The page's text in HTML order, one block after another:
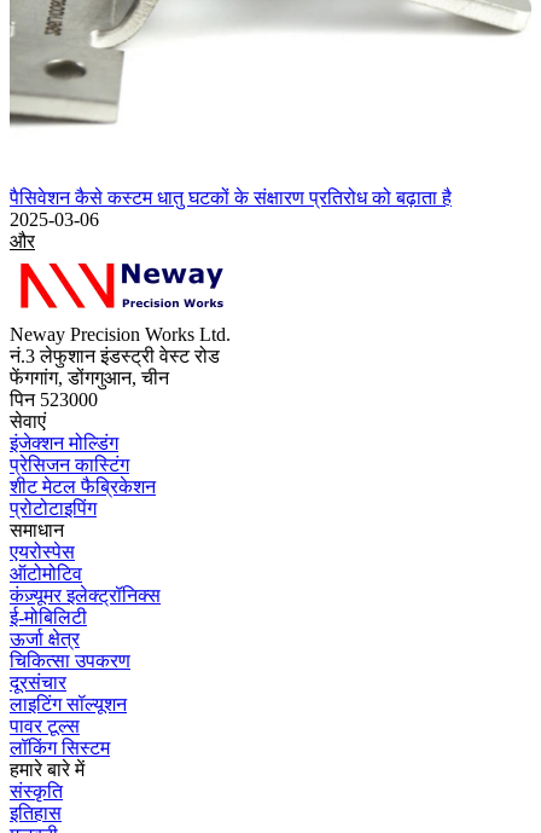
पैसिवेशन कैसे कस्टम धातु घटकों के संक्षारण प्रतिरोध को बढ़ाता है
2025-03-06
और
Neway Precision Works Ltd.
नं.3 लेफुशान इंडस्ट्री वेस्ट रोड
फेंगगांग, डोंगगुआन, चीन
पिन 523000
सेवाएं
इंजेक्शन मोल्डिंग
प्रेसिजन कास्टिंग
शीट मेटल फैब्रिकेशन
प्रोटोटाइपिंग
समाधान
एयरोस्पेस
ऑटोमोटिव
कंज़्यूमर इलेक्ट्रॉनिक्स
ई-मोबिलिटी
ऊर्जा क्षेत्र
चिकित्सा उपकरण
दूरसंचार
लाइटिंग सॉल्यूशन
पावर टूल्स
लॉकिंग सिस्टम
हमारे बारे में
संस्कृति
इतिहास